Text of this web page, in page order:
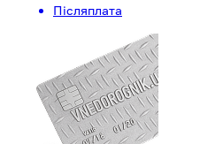
Післяплата